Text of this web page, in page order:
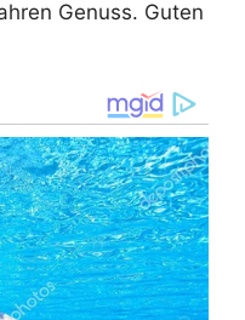
Genuss. Guten